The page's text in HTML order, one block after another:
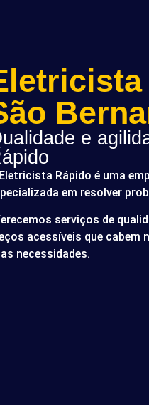
e
Rápido é uma
em resolver
serviços de
acessíveis que cabem
necessidades.